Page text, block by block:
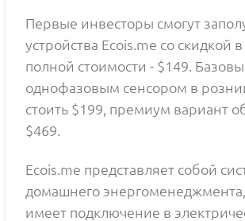
Первые инвесторы смогут
устройства Ecois.me со скидкой
полной стоимости - $149.
однофазовым сенсором в
стоить $199, премиум вариант
$469.
Ecois.me представляет собой
домашнего энергоменеджмента,
имеет подключение в